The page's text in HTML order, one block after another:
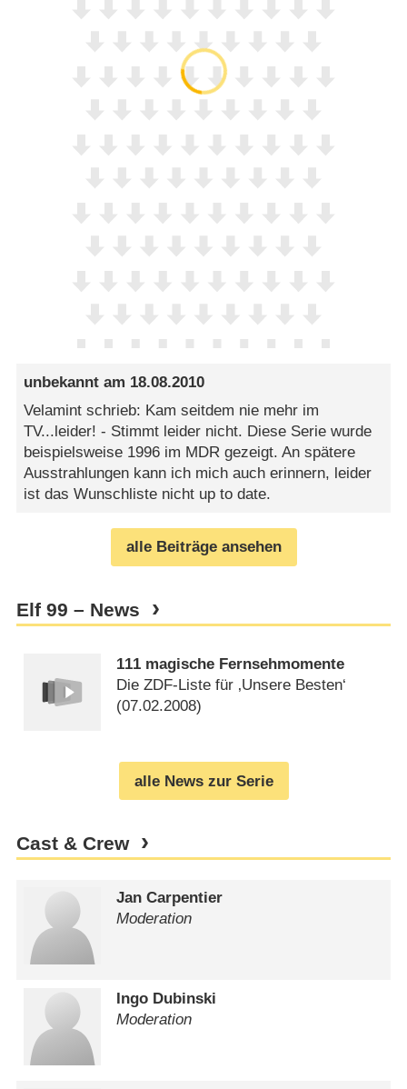
unbekannt am 18.08.2010
Velamint schrieb: Kam seitdem nie mehr im
TV...leider! - Stimmt leider nicht. Diese Serie wurde
beispielsweise 1996 im MDR gezeigt. An spätere
Ausstrahlungen kann ich mich auch erinnern, leider
ist das Wunschliste nicht up to date.
alle Beiträge ansehen
Elf 99 – News
111 magische Fernsehmomente
Die ZDF-Liste für ‚Unsere Besten‘
(07.02.2008)
alle News zur Serie
Cast & Crew
Jan Carpentier
Moderation
Ingo Dubinski
Moderation